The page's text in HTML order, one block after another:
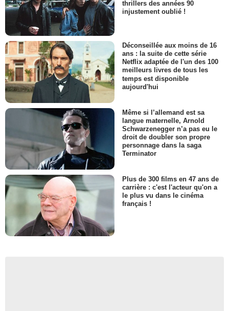
thrillers des années 90
injustement oublié !
Déconseillée aux moins de 16
ans : la suite de cette série
Netflix adaptée de l'un des 100
meilleurs livres de tous les
temps est disponible
aujourd'hui
Même si l’allemand est sa
langue maternelle, Arnold
Schwarzenegger n’a pas eu le
droit de doubler son propre
personnage dans la saga
Terminator
Plus de 300 films en 47 ans de
carrière : c'est l'acteur qu'on a
le plus vu dans le cinéma
français !